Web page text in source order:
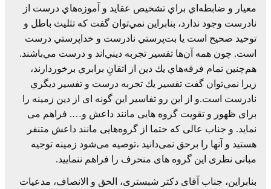
معيار و ضابطه‌اي‌ براي‌ تشخيص‌ عقايد و آموزه‌هاي‌ درست‌ از
نادرست‌ وجود ندارد، بنابراين‌ نمي‌توان‌ گفت‌ كه‌ تثليث‌ باطل‌ و
توحيد صحيح‌ است‌ يا بت‌پرستي‌ نادرست‌ و خداپرستي‌ درست‌
است. چون‌ همه‌ آن‌ها تفسير تجربه‌ ديني‌اند و درست‌ مي‌باشند.
هم‌چنين‌ تمام‌ فرقه‌هاي‌ يك‌ دين‌ از اتقانِ‌ برابري‌ برخوردارند،
زيرا نمي‌توان‌ گفت‌ تفسير يك‌ تجربه‌ درست‌ و تفسير ديگري‌
نادرست‌ است.و از این رو تفاسیر این گونه ای از دین زمینه را
برای ظهور و تقویت گروه هایی مانند داعش و…. فراهم می
نماید. و جناب عالی که حتما از گروه‌هایی مانند داعش متنفر
هستید و آنها را برحق نمی‌دانید ،توصیه می‌شود زمینه توجیه
مبانی نظری این گروه های منحرف را فراهم ننمایید.
بنابراین، جناب آقای دکتر شبستری، الحق و الانصاف، مدعیات